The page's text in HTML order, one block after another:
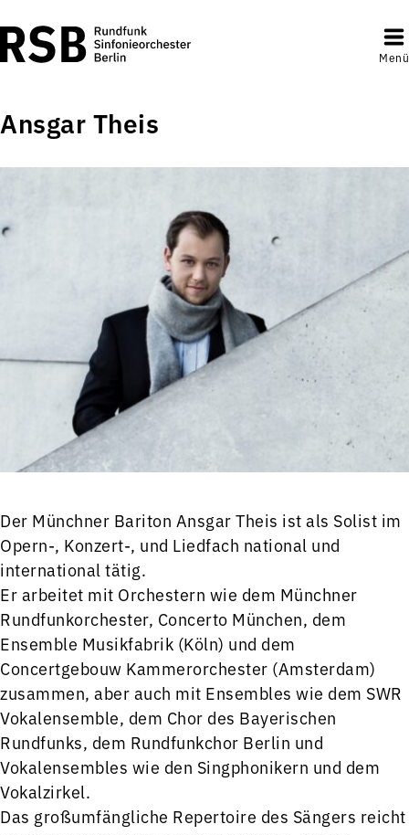
Menü
Ansgar Theis
Der Münchner Bariton Ansgar Theis ist als Solist im
Opern-, Konzert-, und Liedfach national und
international tätig.
Er arbeitet mit Orchestern wie dem Münchner
Rundfunkorchester, Concerto München, dem
Ensemble Musikfabrik (Köln) und dem
Concertgebouw Kammerorchester (Amsterdam)
zusammen, aber auch mit Ensembles wie dem SWR
Vokalensemble, dem Chor des Bayerischen
Rundfunks, dem Rundfunkchor Berlin und
Vokalensembles wie den Singphonikern und dem
Vokalzirkel.
Das großumfängliche Repertoire des Sängers reicht